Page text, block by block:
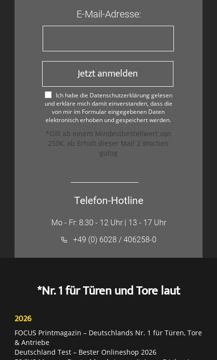
E-Mail-Adresse:
Jetzt anmelden
Ich habe die Datenschutzerklärung gelesen
und erkläre mich damit einverstanden, dass die
von mir im Formular eingegebenen Daten
elektronisch erhoben und gespeichert werden.
*Gilt ab einem Mindestbestellwert von
250€, ab Erhalt dieser Mail 2 Wochen
gültig
Telefon-Hotline
Mo - Fr: 8:30 - 12 Uhr | 13 - 17 Uhr
+49 (0) 6028 / 406258-0
*Nr. 1 für Türen und Tore laut
2026
FOCUS Printmagazin – Deutschlands Nr. 1 für Türen, Tore
& Antriebe
Deutschland Test – Bester Onlineshop 2026